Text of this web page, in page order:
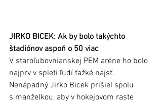
JIRKO BICEK: Ak by bolo takýchto
štadiónov aspoň o 50 viac
V staroľubovnianskej PEM aréne ho bolo
najprv v spleti ľudí ťažké nájsť.
Nenápadný Jirko Bicek prišiel spolu
s manželkou, aby v hokejovom raste